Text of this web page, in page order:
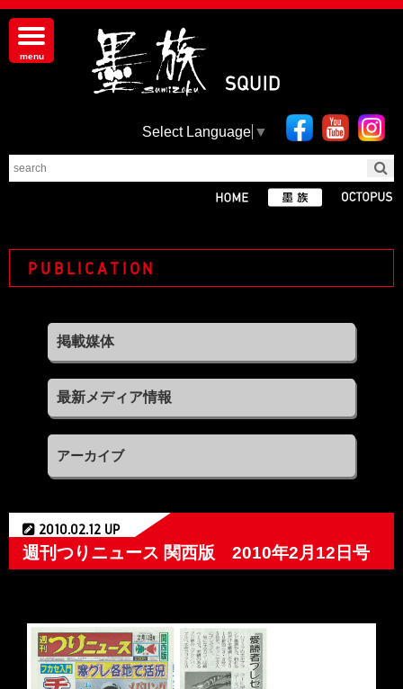
Select Language ▼
PUBLICATION
アーカイブ
2010.02.12 UP
週刊つりニュース 関西版 2010年2月12日号